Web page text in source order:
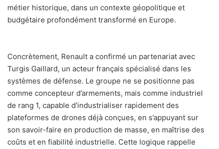
métier historique, dans un contexte géopolitique et
budgétaire profondément transformé en Europe.
Concrètement, Renault a confirmé un partenariat avec
Turgis Gaillard, un acteur français spécialisé dans les
systèmes de défense. Le groupe ne se positionne pas
comme concepteur d’armements, mais comme industriel
de rang 1, capable d’industrialiser rapidement des
plateformes de drones déjà conçues, en s’appuyant sur
son savoir-faire en production de masse, en maîtrise des
coûts et en fiabilité industrielle. Cette logique rappelle